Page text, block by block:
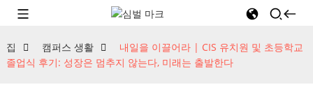
집 캠퍼스 생활
내일을 이끌어라 | CIS 유치원 및 초등학교
졸업식 후기: 성장은 멈추지 않는다, 미래는 출발한다